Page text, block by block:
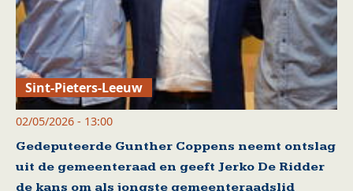
Sint-Pieters-Leeuw
02/05/2026 - 13:00
Gedeputeerde Gunther Coppens neemt ontslag
uit de gemeenteraad en geeft Jerko De Ridder
de kans om als jongste gemeenteraadslid